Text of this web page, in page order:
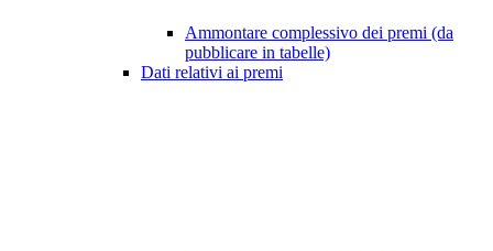
Ammontare complessivo dei premi (da
pubblicare in tabelle)
Dati relativi ai premi